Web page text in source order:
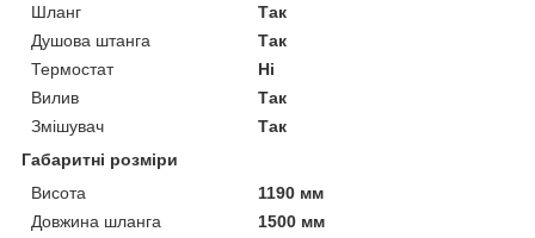
Шланг
Так
Душова штанга
Так
Термостат
Ні
Вилив
Так
Змішувач
Так
Габаритні розміри
Висота
1190 мм
Довжина шланга
1500 мм